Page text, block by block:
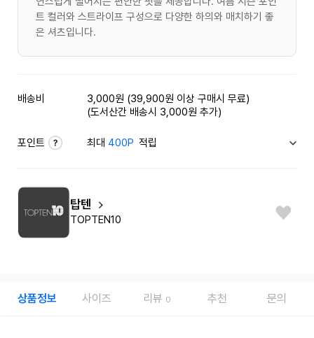
트 컬러와 스트라이프 구성으로 다양한 하의와 매치하기 좋
은 셔츠입니다.
배송비
3,000원 (39,900원 이상 구매시 무료)
(도서산간 배송시 3,000원 추가)
포인트 최대 400P 적립
탑텐
TOPTEN10
상품정보 사이즈 리뷰 0 추천 문의